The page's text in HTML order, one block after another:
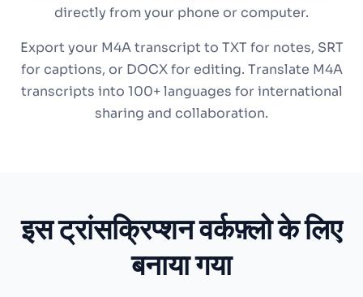
directly from your phone or computer.
Export your M4A transcript to TXT for notes, SRT
for captions, or DOCX for editing. Translate M4A
transcripts into 100+ languages for international
sharing and collaboration.
इस ट्रांसक्रिप्शन वर्कफ़्लो के लिए
बनाया गया